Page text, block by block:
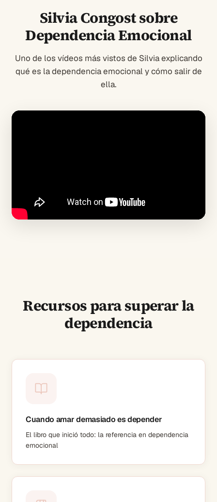
Silvia Congost sobre
Dependencia Emocional
Uno de los vídeos más vistos de Silvia explicando
qué es la dependencia emocional y cómo salir de
ella.
Recursos para superar la
dependencia
Cuando amar demasiado es depender
El libro que inició todo: la referencia en dependencia
emocional